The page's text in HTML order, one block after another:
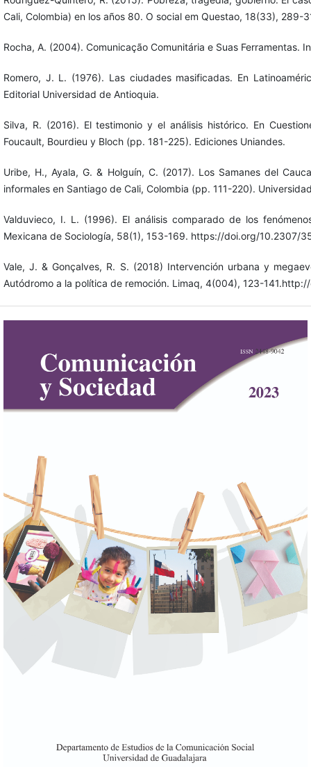
Cali, Colombia) en los años 80. O social em Questao, 18(33), 289-
Rocha, A. (2004). Comunicação Comunitária e Suas Ferramentas.
Romero, J. L. (1976). Las ciudades masificadas. En
Editorial Universidad de Antioquia.
Silva, R. (2016). El testimonio y el análisis histórico. En
Foucault, Bourdieu y Bloch (pp. 181-225). Ediciones Uniandes.
Uribe, H., Ayala, G. & Holguín, C. (2017). Los Samanes del
informales en Santiago de Cali, Colombia (pp. 111-220).
Valduvieco, I. L. (1996). El análisis comparado de los
Mexicana de Sociología, 58(1), 153-169. https://doi.org/10.2307/
Vale, J. & Gonçalves, R. S. (2018) Intervención urbana y
Autódromo a la política de remoción. Limaq, 4(004), 123-